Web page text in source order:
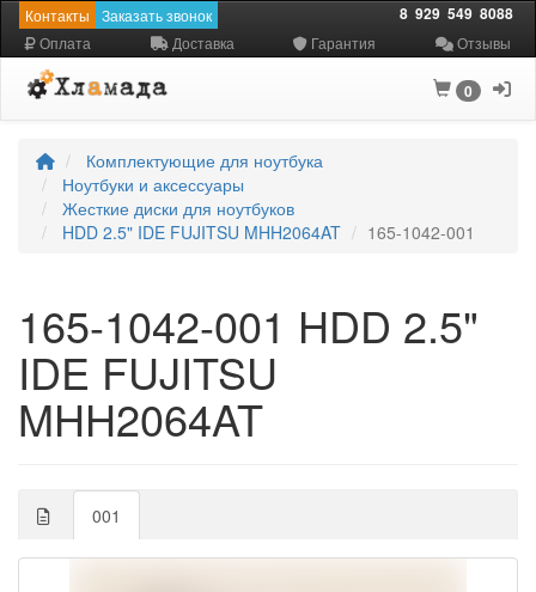
Контакты Заказать звонок 8 929 549 8088
Оплата Доставка Гарантия Отзывы
0
Комплектующие для ноутбука
Ноутбуки и аксессуары
Жесткие диски для ноутбуков
HDD 2.5" IDE FUJITSU MHH2064AT
165-1042-001
165-1042-001 HDD 2.5"
IDE FUJITSU
MHH2064AT
001